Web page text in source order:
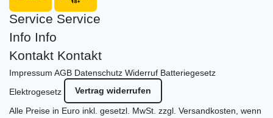
Service Service
Info Info
Kontakt Kontakt
Impressum AGB Datenschutz Widerruf Batteriegesetz
Elektrogesetz
Vertrag widerrufen
Alle Preise in Euro inkl. gesetzl. MwSt. zzgl. Versandkosten, wenn